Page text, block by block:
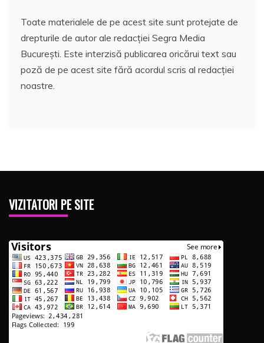
Toate materialele de pe acest site sunt protejate de
drepturile de autor ale redacției Segra Media
București. Este interzisă publicarea oricărui text sau
poză de pe acest site fără acordul scris al redacției
noastre.
VIZITATORI PE SITE